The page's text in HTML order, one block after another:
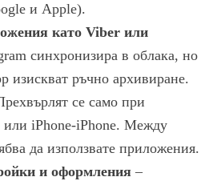
и Apple).
като Viber или
синхронизира в облака, но
изискват ръчно архивиране.
се само при
iPhone-iPhone. Между
да използвате приложения.
и оформления –